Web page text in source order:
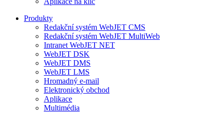
Produkty
Redakční systém WebJET CMS
Redakční systém WebJET MultiWeb
Intranet WebJET NET
WebJET DSK
WebJET DMS
WebJET LMS
Hromadný e-mail
Elektronický obchod
Aplikace
Multimédia